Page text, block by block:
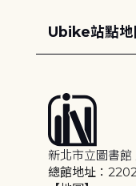
Ubike站點地
新北市立圖書館
總館地址：